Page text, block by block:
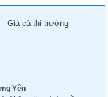
Giá cả thị trường
Yên